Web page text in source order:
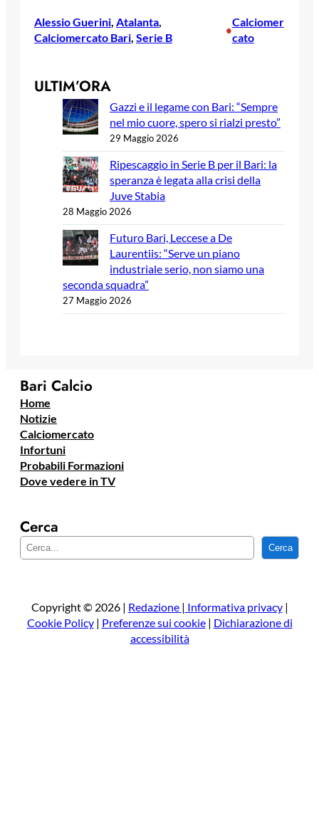
Alessio Guerini, Atalanta
Calciomercato Bari, Serie B
•
Calciomer
cato
ULTIM’ORA
Gazzi e il legame con Bari: “Sempre
nel mio cuore, spero si rialzi presto”
29 Maggio 2026
Ripescaggio in Serie B per il Bari: la
speranza è legata alla crisi della
Juve Stabia
28 Maggio 2026
Futuro Bari, Leccese a De
Laurentiis: “Serve un piano
industriale serio, non siamo una
seconda squadra”
27 Maggio 2026
Bari Calcio
Home
Notizie
Calciomercato
Infortuni
Probabili Formazioni
Dove vedere in TV
Cerca
e
a
Cerca
Copyright © 2026 | Redazione | Informativa privacy|
Cookie Policy| Preferenze sui cookie| Dichiarazione di
accessibilità